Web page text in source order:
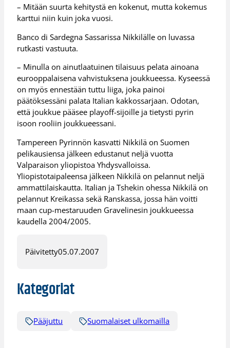
– Mitään suurta kehitystä en kokenut, mutta kokemus
karttui niin kuin joka vuosi.
Banco di Sardegna Sassarissa Nikkilälle on luvassa
rutkasti vastuuta.
– Minulla on ainutlaatuinen tilaisuus pelata ainoana
eurooppalaisena vahvistuksena joukkueessa. Kyseessä
on myös ennestään tuttu liiga, joka painoi
päätöksessäni palata Italian kakkossarjaan. Odotan,
että joukkue pääsee playoff-sijoille ja tietysti pyrin
isoon rooliin joukkueessani.
Tampereen Pyrinnön kasvatti Nikkilä on Suomen
pelikausiensa jälkeen edustanut neljä vuotta
Valparaison yliopistoa Yhdysvalloissa.
Yliopistotaipaleensa jälkeen Nikkilä on pelannut neljä
ammattilaiskautta. Italian ja Tshekin ohessa Nikkilä on
pelannut Kreikassa sekä Ranskassa, jossa hän voitti
maan cup-mestaruuden Gravelinesin joukkueessa
kaudella 2004/2005.
Päivitetty05.07.2007
Kategoriat
Pääjuttu Suomalaiset ulkomailla